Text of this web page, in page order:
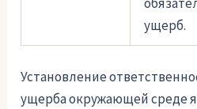
ущерб.
Установление
ущерба окружающей среде